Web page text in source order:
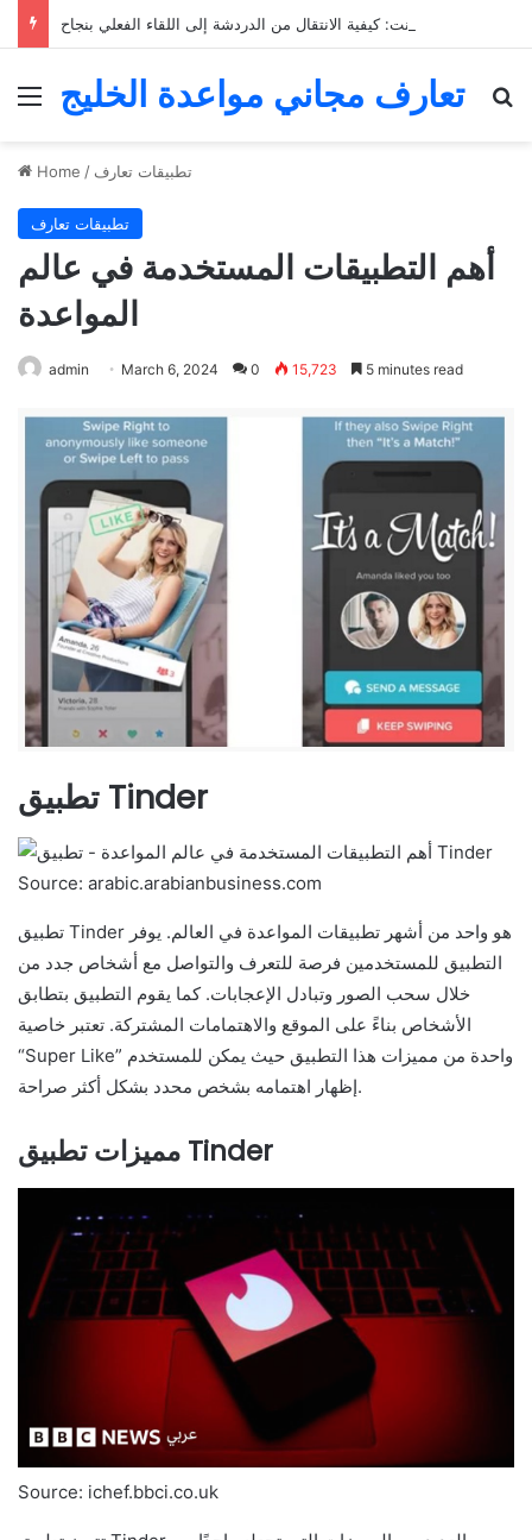
Menu
تعارف مجاني مواعدة الخليج
Home / تطبيقات تعارف
تطبيقات تعارف
أهم التطبيقات المستخدمة في عالم
المواعدة
admin March 6, 2024 0 15,723 5 minutes read
تطبيق Tinder
Source: arabic.arabianbusiness.com
تطبيق Tinder هو واحد من أشهر تطبيقات المواعدة في العالم. يوفر
التطبيق للمستخدمين فرصة للتعرف والتواصل مع أشخاص جدد من
خلال سحب الصور وتبادل الإعجابات. كما يقوم التطبيق بتطابق
الأشخاص بناءً على الموقع والاهتمامات المشتركة. تعتبر خاصية
“Super Like” واحدة من مميزات هذا التطبيق حيث يمكن للمستخدم
إظهار اهتمامه بشخص محدد بشكل أكثر صراحة.
مميزات تطبيق Tinder
Source: ichef.bbci.co.uk